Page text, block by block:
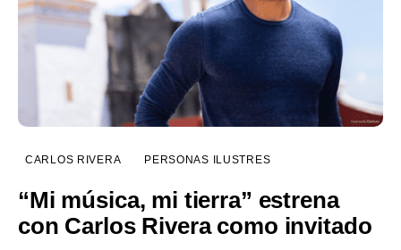
CARLOS RIVERA PERSONAS ILUSTRES
“Mi música, mi tierra” estrena
con Carlos Rivera como invitado